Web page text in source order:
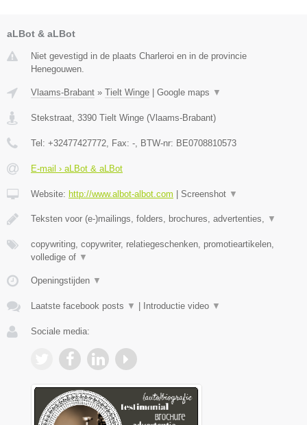
aLBot & aLBot
Niet gevestigd in de plaats Charleroi en in de provincie
Henegouwen.
Vlaams-Brabant » Tielt Winge Google maps ▼
Stekstraat, 3390 Tielt Winge (Vlaams-Brabant)
Tel: +32477427772, Fax: -, BTW-nr: BE0708810573
E-mail › aLBot & aLBot
Website: http://www.albot-albot.com Screenshot ▼
Teksten voor (e-)mailings, folders, brochures, advertenties, ▼
copywriting, copywriter, relatiegeschenken, promotieartikelen,
volledige of ▼
Openingstijden ▼
Laatste facebook posts ▼ Introductie video ▼
Sociale media: